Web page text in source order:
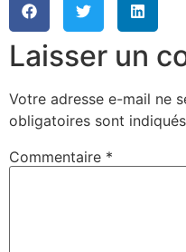
Laisser un
Votre adresse e-mail ne
obligatoires sont
Commentaire *